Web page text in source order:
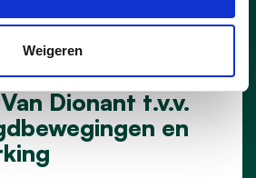
Weigeren
| Meer dan
Spaghettikermis
Dionant t.v.v.
en